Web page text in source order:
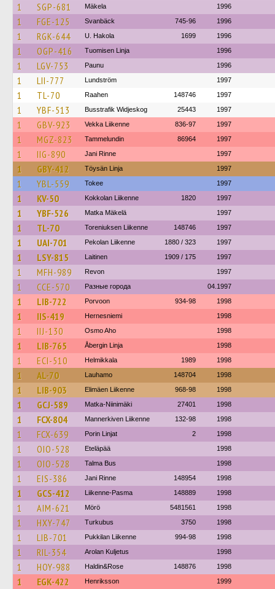
1 SGP-681 Mäkela 1996
1 FGE-125 Svanbäck 745-96 1996
1 RGK-644 U. Hakola 1699 1996
1 OGP-416 Tuomisen Linja 1996
1 LGV-753 Paunu 1996
1 LII-777 Lundström 1997
1 TL-70 Raahen 148746 1997
1 YBF-513 Busstrafik Widjeskog 25443 1997
1 GBV-923 Vekka Liikenne 836-97 1997
1 MGZ-823 Tammelundin 86964 1997
1 IIG-890 Jani Rinne 1997
1 GBY-412 Töysän Linja 1997
1 YBL-559 Tokee 1997
1 KV-50 Kokkolan Liikenne 1820 1997
1 YBF-526 Matka Mäkelä 1997
1 TL-70 Toreniuksen Liikenne 148746 1997
1 UAI-701 Pekolan Liikenne 1880 / 323 1997
1 LSY-815 Laitinen 1909 / 175 1997
1 MFH-989 Revon 1997
1 CCE-570 Разные города 04.1997
1 LIB-722 Porvoon 934-98 1998
1 IIS-419 Hernesniemi 1998
1 IIJ-130 Osmo Aho 1998
1 LIB-765 Åbergin Linja 1998
1 ECI-510 Helmikkala 1989 1998
1 AL-70 Lauhamo 148704 1998
1 LIB-903 Elimäen Liikenne 968-98 1998
1 GCJ-589 Matka-Niinimäki 27401 1998
1 FCX-804 Mannerkiven Liikenne 132-98 1998
1 FCX-639 Porin Linjat 2 1998
1 OIO-528 Eteläpää 1998
1 OIO-528 Talma Bus 1998
1 EIS-386 Jani Rinne 148954 1998
1 GCS-412 Liikenne-Pasma 148889 1998
1 AIM-621 Mörö 5481561 1998
1 HXY-747 Turkubus 3750 1998
1 LIB-701 Pukkilan Liikenne 994-98 1998
1 RIL-354 Arolan Kuljetus 1998
1 HOY-988 Haldin&Rose 148876 1998
1 EGK-422 Henriksson 1999